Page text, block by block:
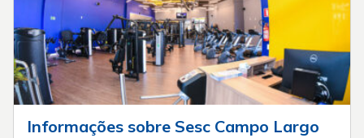
Informações sobre Sesc Campo Largo